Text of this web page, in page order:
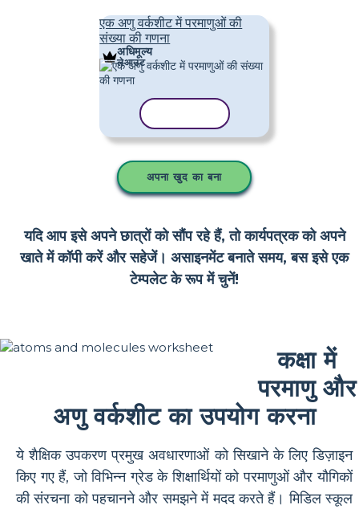
एक अणु वर्कशीट में परमाणुओं की
संख्या की गणना
अधिमूल्य
लेआउट
अपना खुद का बना
यदि आप इसे अपने छात्रों को सौंप रहे हैं, तो कार्यपत्रक को अपने
खाते में कॉपी करें और सहेजें। असाइनमेंट बनाते समय, बस इसे एक
टेम्पलेट के रूप में चुनें!
कक्षा में
परमाणु और
अणु वर्कशीट का उपयोग करना
ये शैक्षिक उपकरण प्रमुख अवधारणाओं को सिखाने के लिए डिज़ाइन
किए गए हैं, जो विभिन्न ग्रेड के शिक्षार्थियों को परमाणुओं और यौगिकों
की संरचना को पहचानने और समझने में मदद करते हैं। मिडिल स्कूल